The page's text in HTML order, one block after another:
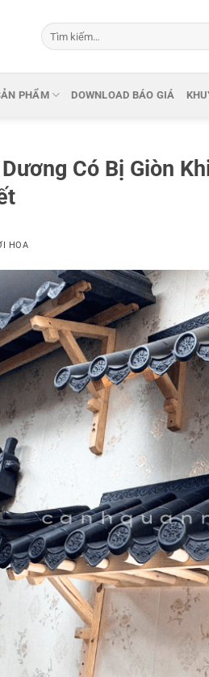
Tìm
kiếm:
PHẨM DOWNLOAD BÁO GIÁ
Có Bị Giòn
HOA